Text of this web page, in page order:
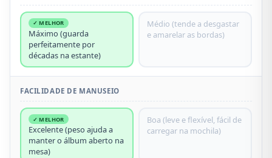
✓ MELHOR
Máximo (guarda
perfeitamente por
décadas na estante)
Médio (tende a desgastar
e amarelar as bordas)
FACILIDADE DE MANUSEIO
✓ MELHOR
Excelente (peso ajuda a
manter o álbum aberto na
mesa)
Boa (leve e flexível, fácil de
carregar na mochila)